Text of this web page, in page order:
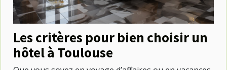
Les critères pour bien choisir un
hôtel à Toulouse